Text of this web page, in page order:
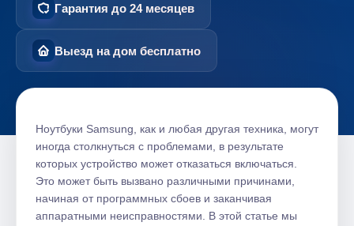
Гарантия до 24 месяцев
Выезд на дом бесплатно
Ноутбуки Samsung, как и любая другая техника, могут
иногда столкнуться с проблемами, в результате
которых устройство может отказаться включаться.
Это может быть вызвано различными причинами,
начиная от программных сбоев и заканчивая
аппаратными неисправностями. В этой статье мы